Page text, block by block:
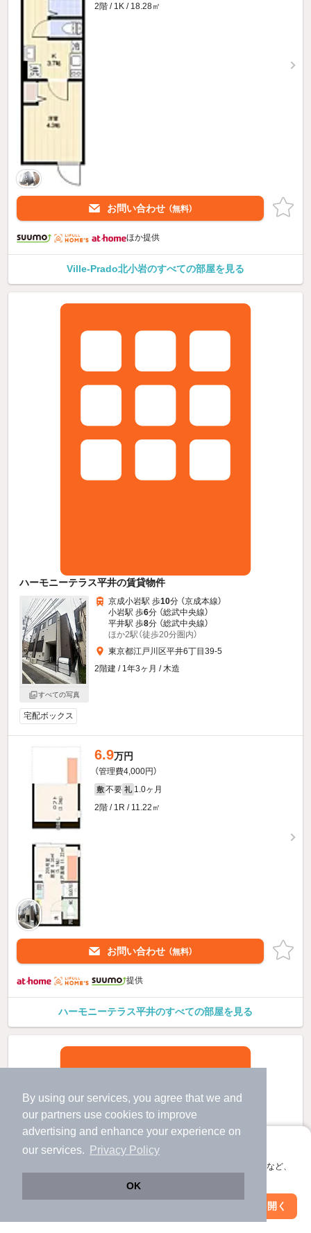
By using our services, you agree that we and
our partners use cookies to improve
advertising and enhance your experience on
our services.
Privacy Policy
OK
アプリに切り替えて、サクサクお部屋探し
会員登録なしですぐ使える。マップ検索やお気に入り保存など、
アプリを開く
2階 / 1K / 18.28㎡
お問い合わせ （無料）
ほか提供
Ville-Prado北小岩のすべての部屋を見る
ハーモニーテラス平井の賃貸物件
すべての写真
京成小岩駅 歩10分 （京成本線）
小岩駅 歩6分 （総武中央線）
平井駅 歩8分 （総武中央線）
ほか2駅（徒歩20分圏内）
東京都江戸川区平井6丁目39-5
2階建 / 1年3ヶ月 / 木造
宅配ボックス
6.9万円
（管理費4,000円）
敷 不要 礼 1.0ヶ月
2階 / 1R / 11.22㎡
お問い合わせ （無料）
提供
ハーモニーテラス平井のすべての部屋を見る
絞り込み条件を変更